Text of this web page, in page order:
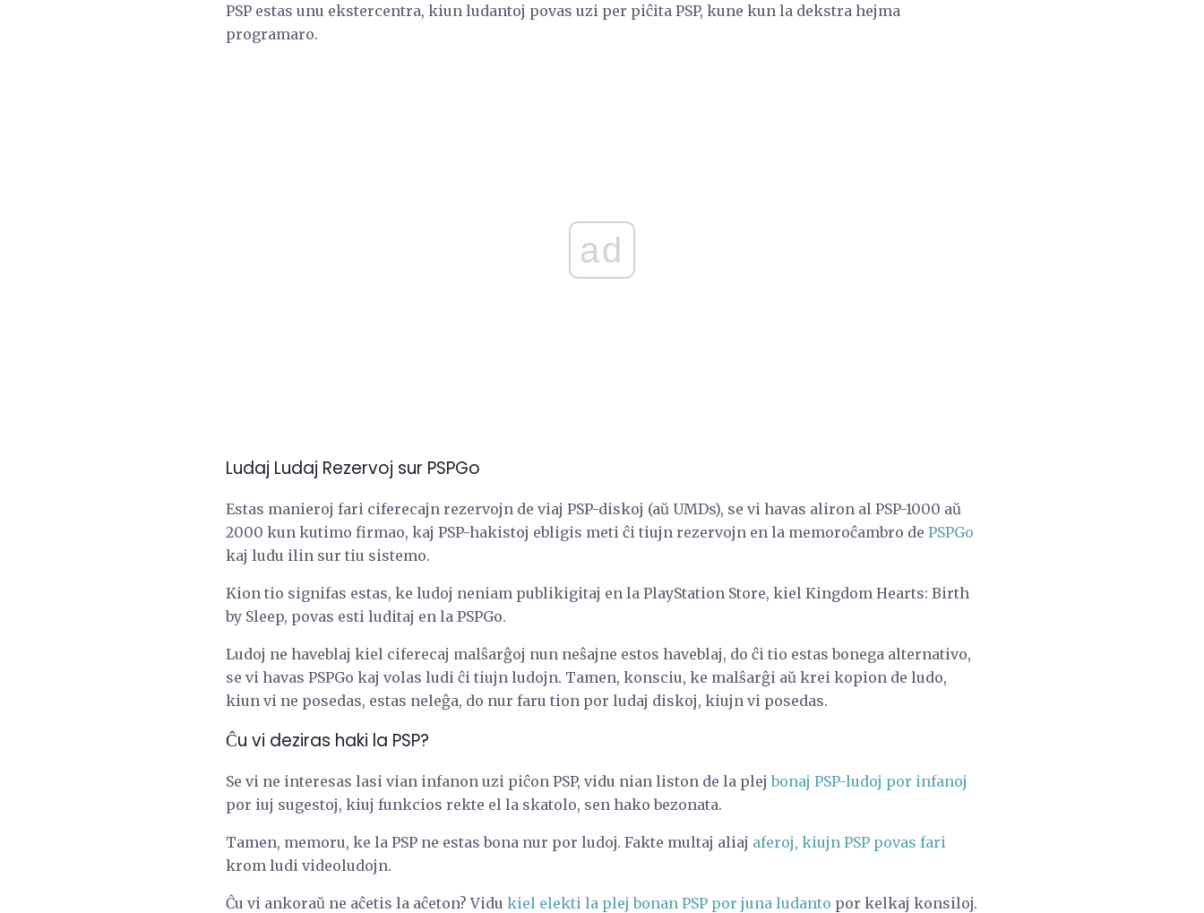
PSP estas unu ekstercentra, kiun ludantoj povas uzi per piĉita PSP, kune kun la dekstra hejma
programaro.
ad
Ludaj Ludaj Rezervoj sur PSPGo
Estas manieroj fari ciferecajn rezervojn de viaj PSP-diskoj (aŭ UMDs), se vi havas aliron al PSP-1000 aŭ
2000 kun kutimo firmao, kaj PSP-hakistoj ebligis meti ĉi tiujn rezervojn en la memoroĉambro de PSPGo
kaj ludu ilin sur tiu sistemo.
Kion tio signifas estas, ke ludoj neniam publikigitaj en la PlayStation Store, kiel Kingdom Hearts: Birth
by Sleep, povas esti luditaj en la PSPGo.
Ludoj ne haveblaj kiel ciferecaj malŝarĝoj nun neŝajne estos haveblaj, do ĉi tio estas bonega alternativo,
se vi havas PSPGo kaj volas ludi ĉi tiujn ludojn. Tamen, konsciu, ke malŝarĝi aŭ krei kopion de ludo,
kiun vi ne posedas, estas neleĝa, do nur faru tion por ludaj diskoj, kiujn vi posedas.
Ĉu vi deziras haki la PSP?
Se vi ne interesas lasi vian infanon uzi piĉon PSP, vidu nian liston de la plejbonaj PSP-ludoj por infanoj
por iuj sugestoj, kiuj funkcios rekte el la skatolo, sen hako bezonata.
Tamen, memoru, ke la PSP ne estas bona nur por ludoj. Fakte multaj aliaj aferoj, kiujn PSP povas fari
krom ludi videoludojn.
Ĉu vi ankoraŭ ne aĉetis la aĉeton? Vidu kiel elekti la plej bonan PSP por juna ludanto por kelkaj konsiloj.